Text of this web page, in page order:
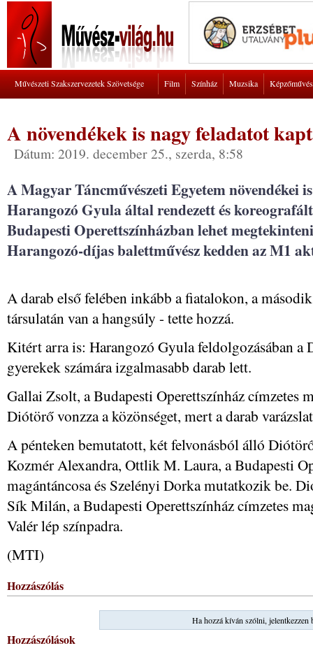
Művészeti Szakszervezetek Szövetsége Film Színház Muzsika
A növendékek is nagy feladatot
Dátum: 2019. december 25., szerda, 8:58
A Magyar Táncművészeti Egyetem növendékei
Harangozó Gyula által rendezett és
Budapesti Operettszínházban lehet
Harangozó-díjas balettművész kedden az M1
A darab első felében inkább a fiatalokon, a
társulatán van a hangsúly - tette hozzá.
Kitért arra is: Harangozó Gyula feldolgozásában a
gyerekek számára izgalmasabb darab lett.
Gallai Zsolt, a Budapesti Operettszínház címzetes
Diótörő vonzza a közönséget, mert a darab
A pénteken bemutatott, két felvonásból álló
Kozmér Alexandra, Ottlik M. Laura, a Budapesti
magántáncosa és Szelényi Dorka mutatkozik be.
Sík Milán, a Budapesti Operettszínház címzetes
Valér lép színpadra.
(MTI)
Hozzászólás
Ha hozzá kíván szólni, jelentkezzen
Hozzászólások